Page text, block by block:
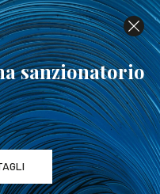
sanzionatorio